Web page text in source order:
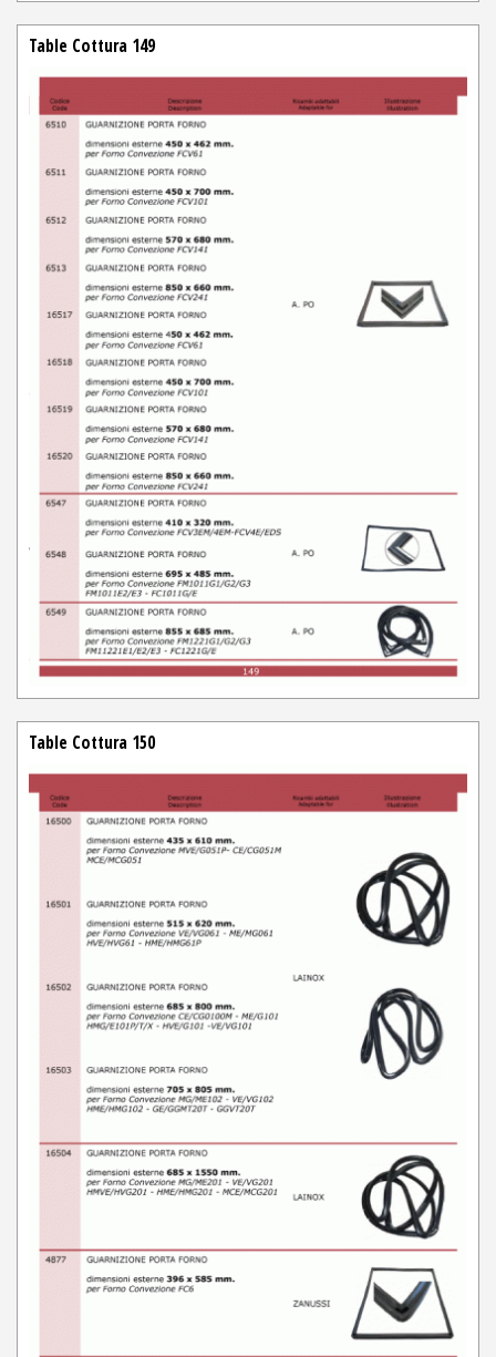
Table Cottura 149
Table Cottura 150